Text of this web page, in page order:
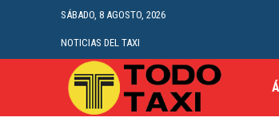
SÁBADO, 8 AGOSTO, 2026
NOTICIAS DEL TAXI